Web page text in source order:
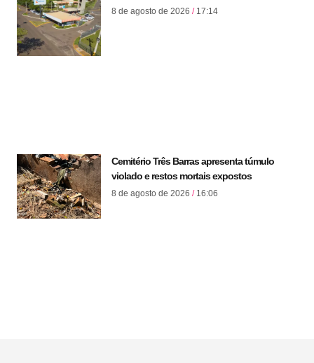
8 de agosto de 2026 17:14
Cemitério Três Barras apresenta túmulo
violado e restos mortais expostos
8 de agosto de 2026 16:06